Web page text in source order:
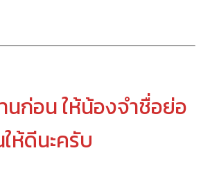
นก่อน ให้น้องจำชื่อย่อ
ห้ดีนะครับ